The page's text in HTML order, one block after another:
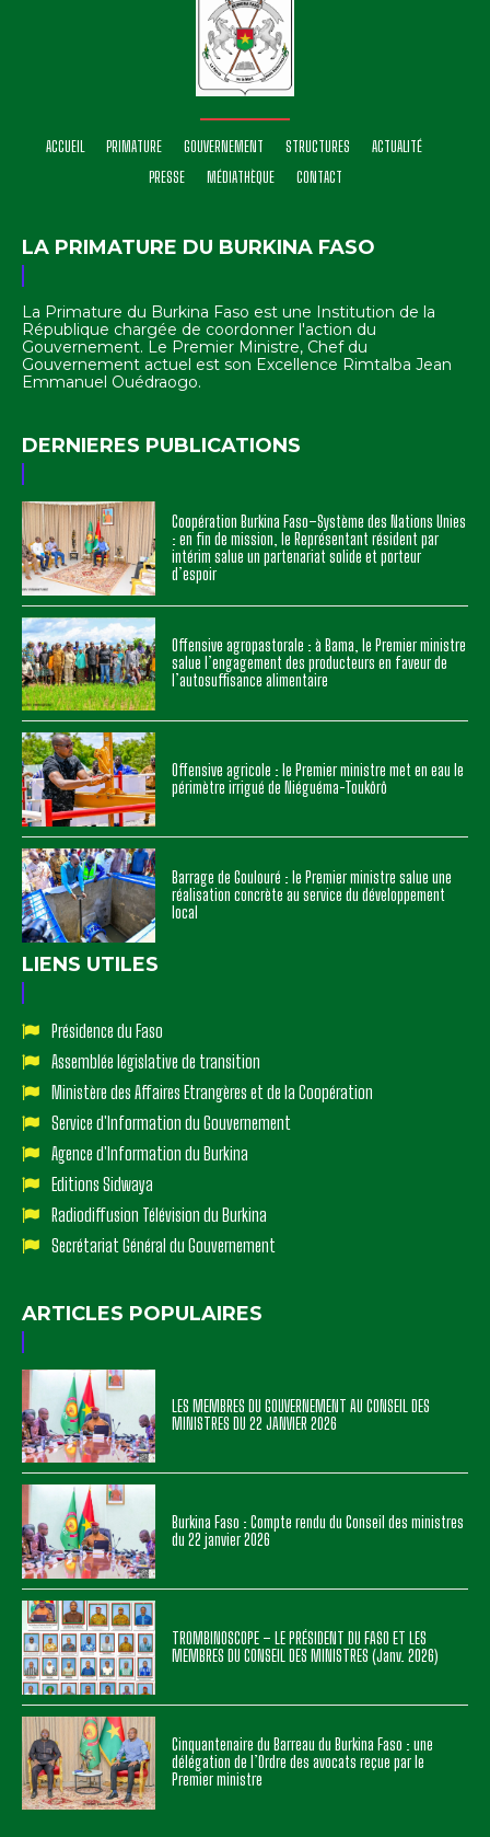
ACCUEIL PRIMATURE GOUVERNEMENT STRUCTURES
ACTUALITÉ
PRESSE
MÉDIATHÈQUE CONTACT
LA PRIMATURE DU BURKINA FASO
La Primature du Burkina Faso est une Institution de la
République chargée de coordonner l'action du
Gouvernement. Le Premier Ministre, Chef du
Gouvernement actuel est son Excellence Rimtalba Jean
Emmanuel Ouédraogo.
DERNIERES PUBLICATIONS
Coopération Burkina Faso–Système des Nations Unies
: en fin de mission, le Représentant résident par
intérim salue un partenariat solide et porteur
d’espoir
Offensive agropastorale : à Bama, le Premier ministre
salue l’engagement des producteurs en faveur de
l’autosuffisance alimentaire
Offensive agricole : le Premier ministre met en eau le
périmètre irrigué de Niéguéma-Toukôrô
Barrage de Goulouré : le Premier ministre salue une
réalisation concrète au service du développement
local
LIENS UTILES
Présidence du Faso
Assemblée législative de transition
Ministère des Affaires Etrangères et de la Coopération
Service d'Information du Gouvernement
Agence d'Information du Burkina
Editions Sidwaya
Radiodiffusion Télévision du Burkina
Secrétariat Général du Gouvernement
ARTICLES POPULAIRES
LES MEMBRES DU GOUVERNEMENT AU CONSEIL DES
MINISTRES DU 22 JANVIER 2026
Burkina Faso : Compte rendu du Conseil des ministres
du 22 janvier 2026
TROMBINOSCOPE – LE PRÉSIDENT DU FASO ET LES
MEMBRES DU CONSEIL DES MINISTRES (Janv. 2026)
Cinquantenaire du Barreau du Burkina Faso : une
délégation de l’Ordre des avocats reçue par le
Premier ministre